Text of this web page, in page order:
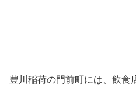
豊川稲荷の門前町には、飲食